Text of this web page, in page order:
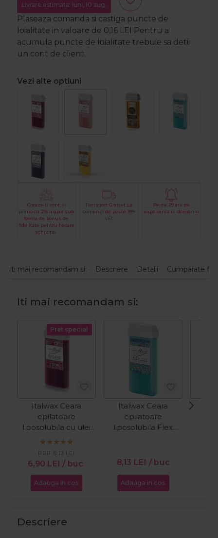
Livrare estimata: luni, 10 aug.
Plaseaza comanda si castiga puncte de
loialitate in valoare de 0,16 LEI Pentru a
acumula puncte de loialitate trebuie sa detii
un cont de client.
Vezi alte optiuni
Creaza-ti cont si
primesti 2% inapoi sub
forma de bonus de
fidelitate pentru fiecare
achizitie.
Transport Gratuit La
comenzi de peste 399
LEI
Peste 29 ani de
experienta in domeniu
Iti mai recomandam si: Descriere Detalii Cumparate
Iti mai recomandam si:
Pret special
Italwax Ceara
epilatoare
liposolubila cu ulei
esential de zmeura
100ml
6,90 LEI / buc
PRP:8,13 LEI
Adauga in cos
Italwax Ceara
epilatoare
liposolubila Flex
8,13 LEI / buc
Adauga in cos
Descriere